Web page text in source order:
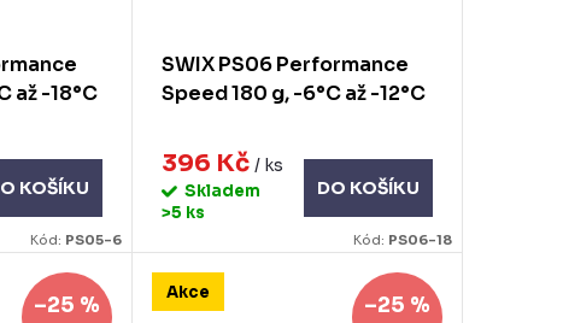
až -18°C
KOŠÍKU
Kód: PS05-6
SWIX PS06 Performance
Speed 180 g, -6°C až -12°C
396 Kč / ks
Skladem
>5 ks
DO KOŠÍKU
Kód: PS06-18
–25 % Akce –25 %